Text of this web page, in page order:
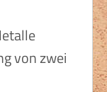
von zwei